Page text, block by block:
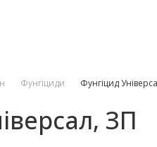
Фунгіциди Фунгіцид
ЗП